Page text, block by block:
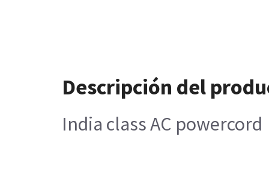
Descripción del
India class AC powercord